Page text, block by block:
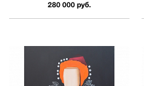
280 000 руб.